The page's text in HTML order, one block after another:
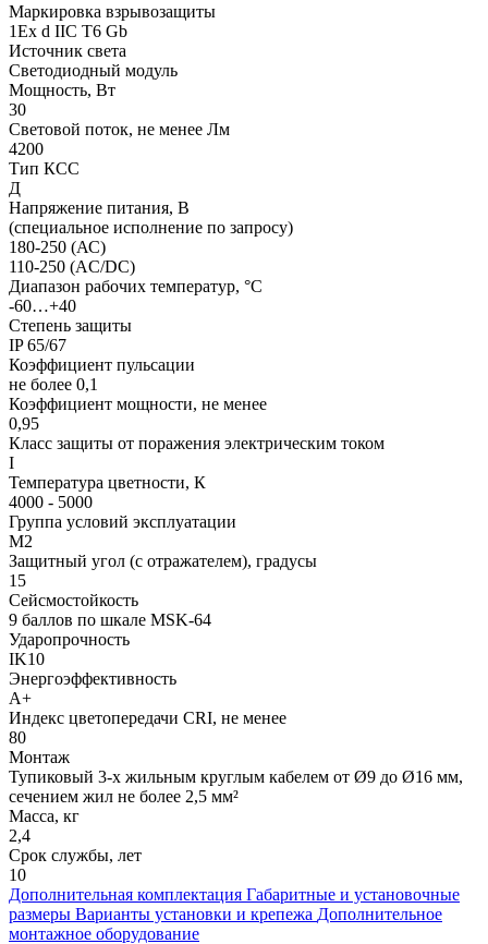
Маркировка взрывозащиты
1Ех d IIС T6 Gb
Источник света
Светодиодный модуль
Мощность, Вт
30
Световой поток, не менее Лм
4200
Тип КСС
Д
Напряжение питания, В
(специальное исполнение по запросу)
180-250 (АС)
110-250 (AC/DC)
Диапазон рабочих температур, °С
-60…+40
Степень защиты
IP 65/67
Коэффициент пульсации
не более 0,1
Коэффициент мощности, не менее
0,95
Класс защиты от поражения электрическим током
I
Температура цветности, К
4000 - 5000
Группа условий эксплуатации
М2
Защитный угол (с отражателем), градусы
15
Сейсмостойкость
9 баллов по шкале МSK-64
Ударопрочность
IK10
Энергоэффективность
А+
Индекс цветопередачи CRI, не менее
80
Монтаж
Тупиковый 3-х жильным круглым кабелем от Ø9 до Ø16 мм,
сечением жил не более 2,5 мм²
Масса, кг
2,4
Срок службы, лет
10
Дополнительная комплектация Габаритные и установочные
размеры Варианты установки и крепежа Дополнительное
монтажное оборудование